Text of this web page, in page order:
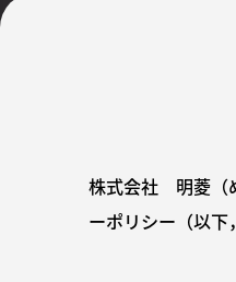
株式会社 明菱（
ーポリシー（以下